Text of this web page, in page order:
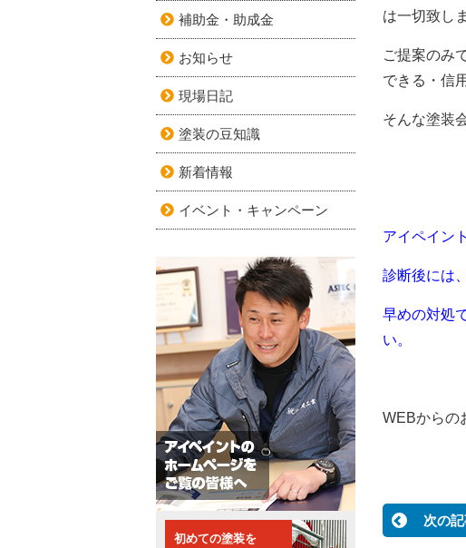
は一切致し
ご提案のみ
できる・信
そんな塗装
アイペイン
診断後には
早めの対処
い。
WEBからの
次の
補助金・助成金
お知らせ
現場日記
塗装の豆知識
新着情報
イベント・キャンペーン
初めての塗装を